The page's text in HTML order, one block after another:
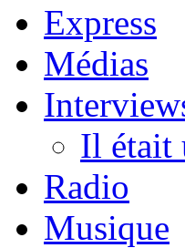
Express
Médias
Il était
Radio
Musique